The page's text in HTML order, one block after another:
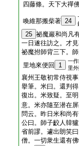
四藤條。天下大禪
喚維那搬柴著 24
25 祕魔巖和尚凡
一日遂往訪之。才
祕魔拊師背三下。
里地來便回
1
一
里
襄州王敬初常侍視
擧筆。米曰。還判
復出。米致疑。至
意。米亦隨至潜在
問云。昨日米和尚
公曰。師子齩人韓
省前謬。遽出朗笑
僧。一切衆生還有